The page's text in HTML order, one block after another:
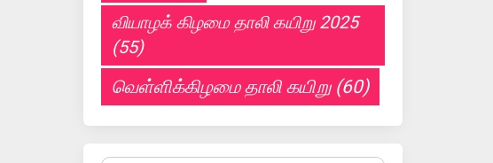
வியாழக் கிழமை தாலி கயிறு 2025
(55)
வெள்ளிக்கிழமை தாலி கயிறு(60)